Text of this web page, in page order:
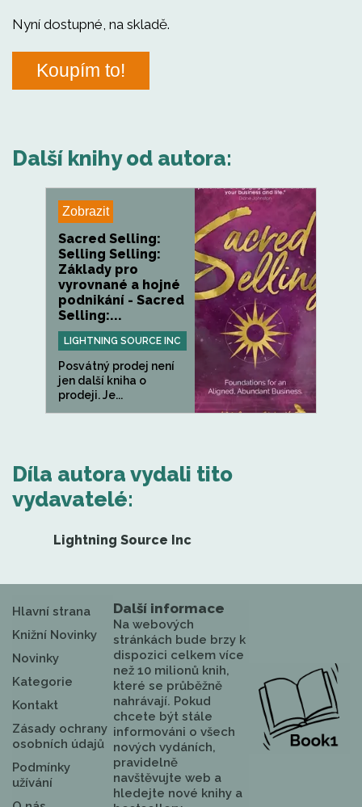
Nyní dostupné, na skladě.
Koupím to!
Další knihy od autora:
Zobrazit
Sacred Selling:
Selling Selling:
Základy pro
vyrovnané a hojné
podnikání - Sacred
Selling:...
LIGHTNING SOURCE INC
Posvátný prodej není
jen další kniha o
prodeji. Je...
Díla autora vydali tito
vydavatelé:
Lightning Source Inc
Hlavní strana
Knižní Novinky
Novinky
Kategorie
Kontakt
Zásady ochrany
osobních údajů
Podmínky
užívání
Další informace
Na webových
stránkách bude brzy k
dispozici celkem více
než 10 milionů knih,
které se průběžně
nahrávají. Pokud
chcete být stále
informováni o všech
nových vydáních,
pravidelně
navštěvujte web a
hledejte nové knihy a